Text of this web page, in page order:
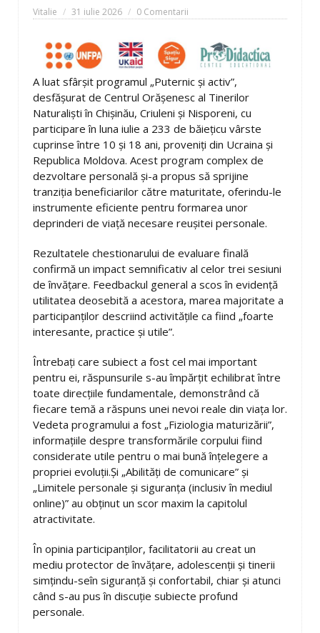
Vitalie 31 iulie 2026 0 Comentarii
A luat sfârșit programul „Puternic și activ”,
desfășurat de Centrul Orășenesc al Tinerilor
Naturaliști în Chișinău, Criuleni și Nisporeni, cu
participare în luna iulie a 233 de băiețicu vârste
cuprinse între 10 și 18 ani, proveniți din Ucraina și
Republica Moldova. Acest program complex de
dezvoltare personală și-a propus să sprijine
tranziția beneficiarilor către maturitate, oferindu-le
instrumente eficiente pentru formarea unor
deprinderi de viață necesare reușitei personale.
Rezultatele chestionarului de evaluare finală
confirmă un impact semnificativ al celor trei sesiuni
de învățare. Feedbackul general a scos în evidență
utilitatea deosebită a acestora, marea majoritate a
participanților descriind activitățile ca fiind „foarte
interesante, practice și utile”.
Întrebați care subiect a fost cel mai important
pentru ei, răspunsurile s-au împărțit echilibrat între
toate direcțiile fundamentale, demonstrând că
fiecare temă a răspuns unei nevoi reale din viața lor.
Vedeta programului a fost „Fiziologia maturizării”,
informațiile despre transformările corpului fiind
considerate utile pentru o mai bună înțelegere a
propriei evoluții.Și „Abilități de comunicare” și
„Limitele personale și siguranța (inclusiv în mediul
online)” au obținut un scor maxim la capitolul
atractivitate.
În opinia participanților, facilitatorii au creat un
mediu protector de învățare, adolescenții și tinerii
simțindu-seîn siguranță și confortabil, chiar și atunci
când s-au pus în discuție subiecte profund
personale.